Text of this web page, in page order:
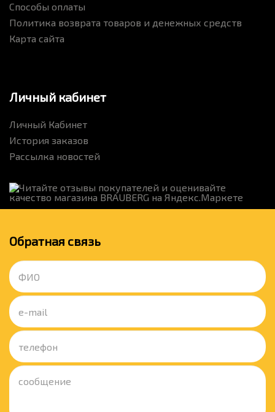
Способы оплаты
Политика возврата товаров и денежных средств
Карта сайта
Личный кабинет
Личный Кабинет
История заказов
Рассылка новостей
Обратная связь